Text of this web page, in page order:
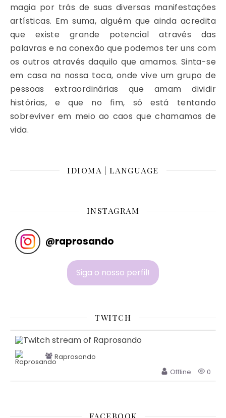
magia por trás de suas diversas manifestações
artísticas. Em suma, alguém que ainda acredita
que existe grande potencial através das
palavras e na conexão que podemos ter uns com
os outros através daquilo que amamos. Sinta-se
em casa na nossa toca, onde vive um grupo de
pessoas extraordinárias que amam dividir
histórias, e que no fim, só está tentando
sobreviver em meio ao caos que chamamos de
vida.
IDIOMA | LANGUAGE
INSTAGRAM
@raprosando
Siga o nosso perfil!
TWITCH
Raprosando
Offline
0
FACEBOOK